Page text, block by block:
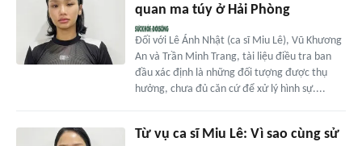
quan ma túy ở Hải Phòng
Đối với Lê Ánh Nhật (ca sĩ Miu Lê), Vũ Khương
An và Trần Minh Trang, tài liệu điều tra ban
đầu xác định là những đối tượng được thụ
hưởng, chưa đủ căn cứ để xử lý hình sự....
Từ vụ ca sĩ Miu Lê: Vì sao cùng sử